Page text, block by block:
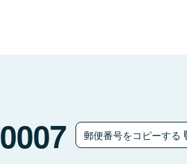
郵便番号をコピーする